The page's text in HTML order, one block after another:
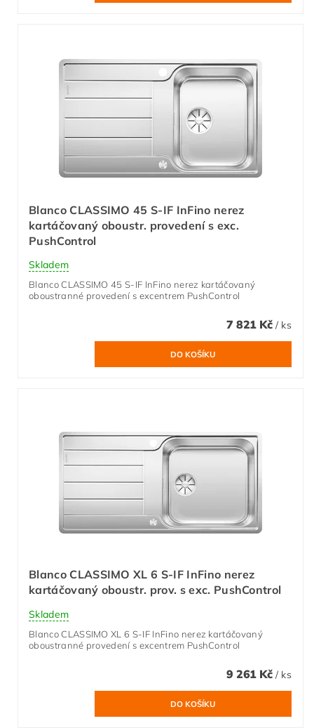
Blanco CLASSIMO 45 S-IF InFino nerez
kartáčovaný oboustr. provedení s exc.
PushControl
Skladem
Blanco CLASSIMO 45 S-IF InFino nerez kartáčovaný
oboustranné provedení s excentrem PushControl
7 821 Kč / ks
Blanco CLASSIMO XL 6 S-IF InFino nerez
kartáčovaný oboustr. prov. s exc. PushControl
Skladem
Blanco CLASSIMO XL 6 S-IF InFino nerez kartáčovaný
oboustranné provedení s excentrem PushControl
9 261 Kč / ks